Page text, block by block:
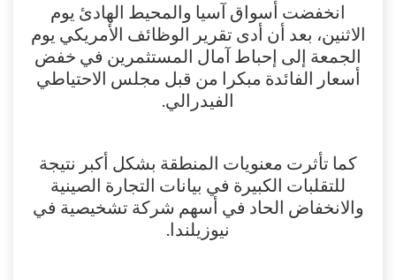
انخفضت أسواق آسيا والمحيط الهادئ يوم
الاثنين، بعد أن أدى تقرير الوظائف الأمريكي يوم
الجمعة إلى إحباط آمال المستثمرين في خفض
أسعار الفائدة مبكرا من قبل مجلس الاحتياطي
الفيدرالي.
كما تأثرت معنويات المنطقة بشكل أكبر نتيجة
للتقلبات الكبيرة في بيانات التجارة الصينية
والانخفاض الحاد في أسهم شركة تشخيصية في
نيوزيلندا.